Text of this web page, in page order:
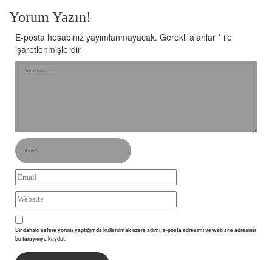
Yorum Yazın!
E-posta hesabınız yayımlanmayacak. Gerekli alanlar * ile
işaretlenmişlerdir
Bir dahaki sefere yorum yaptığımda kullanılmak üzere adımı, e-posta adresimi ve web site adresimi
bu tarayıcıya kaydet.